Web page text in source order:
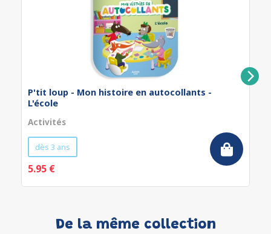
P'tit loup - Mon histoire en autocollants -
L'école
Activités
dès 3 ans
5.95 €
De la même collection